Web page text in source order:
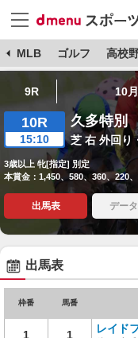
MLB ゴルフ 高校
9R 10
10R
15:10
久多特別
芝 右 外回り
3歳以上 牝[指定] 別定
本賞金：1,450、580、360、220
出馬表 デー
出馬表
枠番 馬番
1 1 レイド